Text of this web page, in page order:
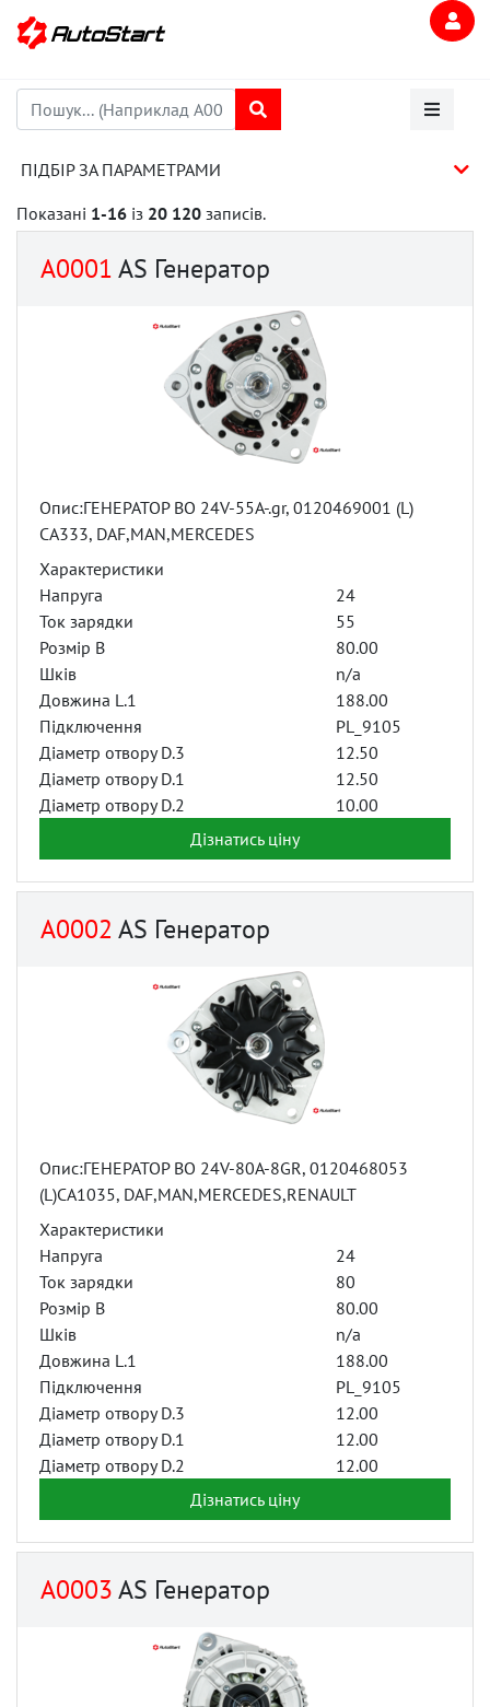
ПІДБІР ЗА ПАРАМЕТРАМИ
Показані 1-16 із 20 120 записів.
A0001AS Генератор
Опис:ГЕНЕРАТОР BO 24V-55A-.gr, 0120469001 (L)
CA333, DAF,MAN,MERCEDES
Характеристики
Напруга
24
Ток зарядки
55
Розмір B
80.00
Шків
n/a
Довжина L.1
188.00
Підключення
PL_9105
Діаметр отвору D.3
12.50
Діаметр отвору D.1
12.50
Діаметр отвору D.2
10.00
Дізнатись ціну
A0002 AS Генератор
Опис:ГЕНЕРАТОР BO 24V-80A-8GR, 0120468053
(L)CA1035, DAF,MAN,MERCEDES,RENAULT
Характеристики
Напруга
24
Ток зарядки
80
Розмір B
80.00
Шків
n/a
Довжина L.1
188.00
Підключення
PL_9105
Діаметр отвору D.3
12.00
Діаметр отвору D.1
12.00
Діаметр отвору D.2
12.00
Дізнатись ціну
A0003AS Генератор